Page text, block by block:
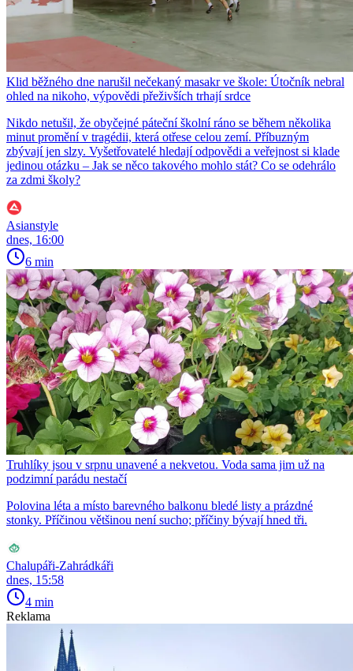
Klid běžného dne narušil nečekaný masakr ve škole: Útočník nebral
ohled na nikoho, výpovědi přeživších trhají srdce
Nikdo netušil, že obyčejné páteční školní ráno se během několika
minut promění v tragédii, která otřese celou zemí. Příbuzným
zbývají jen slzy. Vyšetřovatelé hledají odpovědi a veřejnost si klade
jedinou otázku – Jak se něco takového mohlo stát? Co se odehrálo
za zdmi školy?
Asianstyle
dnes, 16:00
6 min
Truhlíky jsou v srpnu unavené a nekvetou. Voda sama jim už na
podzimní parádu nestačí
Polovina léta a místo barevného balkonu bledé listy a prázdné
stonky. Příčinou většinou není sucho; příčiny bývají hned tři.
Chalupáři-Zahrádkáři
dnes, 15:58
4 min
Reklama